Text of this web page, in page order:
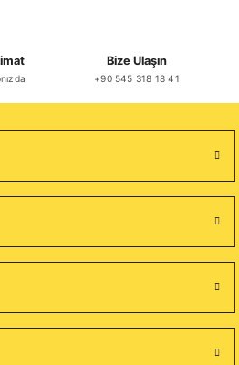
Bize Ulaşın
+90 545 318 18 41